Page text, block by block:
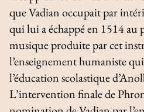
que Vadian occupait par
qui lui a échappé en 1514 au
musique produite par cet
l’enseignement humaniste
l’éducation scolastique
L’intervention finale de